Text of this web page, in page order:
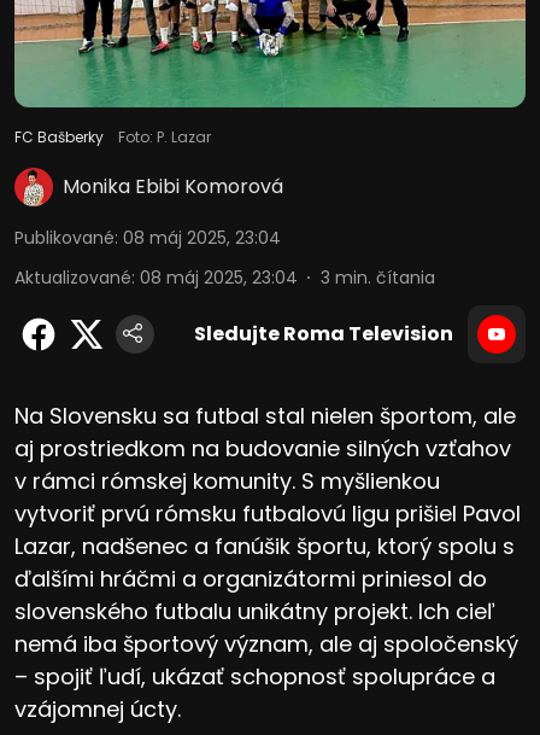
FC Bašberky Foto: P. Lazar
Monika Ebibi Komorová
Publikované: 08 máj 2025, 23:04
Aktualizované: 08 máj 2025, 23:04 3 min. čítania
Sledujte Roma Television
Na Slovensku sa futbal stal nielen športom, ale
aj prostriedkom na budovanie silných vzťahov
v rámci rómskej komunity. S myšlienkou
vytvoriť prvú rómsku futbalovú ligu prišiel Pavol
Lazar, nadšenec a fanúšik športu, ktorý spolu s
ďalšími hráčmi a organizátormi priniesol do
slovenského futbalu unikátny projekt. Ich cieľ
nemá iba športový význam, ale aj spoločenský
– spojiť ľudí, ukázať schopnosť spolupráce a
vzájomnej úcty.